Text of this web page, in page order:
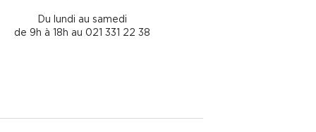
Du lundi au samedi
de 9h à 18h au 021 331 22 38